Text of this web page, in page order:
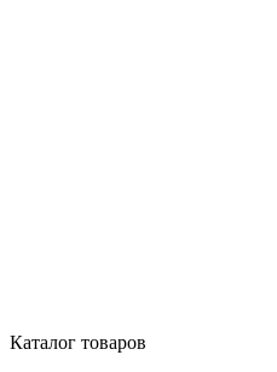
Каталог товаров